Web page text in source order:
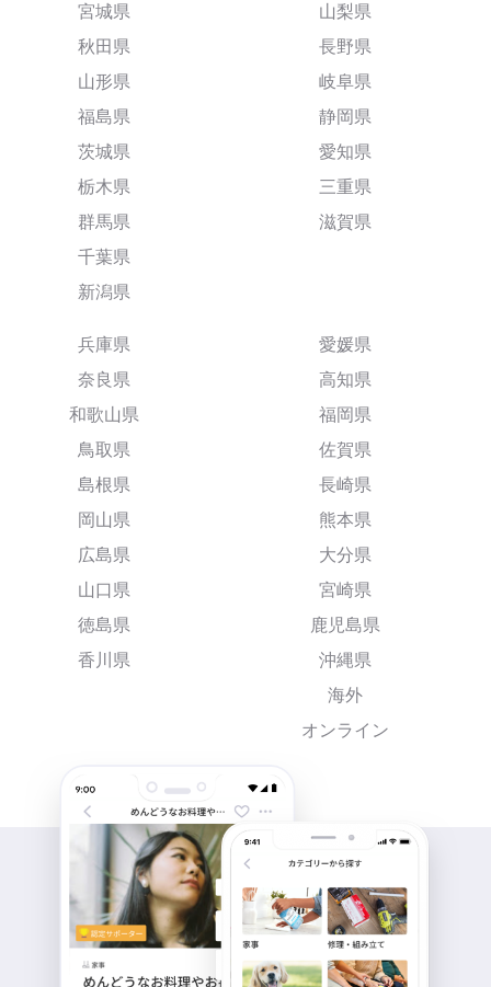
宮城県
秋田県
山形県
福島県
茨城県
栃木県
群馬県
千葉県
新潟県
山梨県
長野県
岐阜県
静岡県
愛知県
三重県
滋賀県
兵庫県
奈良県
和歌山県
鳥取県
島根県
岡山県
広島県
山口県
徳島県
香川県
愛媛県
高知県
福岡県
佐賀県
長崎県
熊本県
大分県
宮崎県
鹿児島県
沖縄県
海外
オンライン